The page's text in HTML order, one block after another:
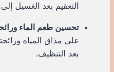
التعقيم بعد الغسيل
تحسين طعم الماء
على مذاق المياه
بعد التنظيف.